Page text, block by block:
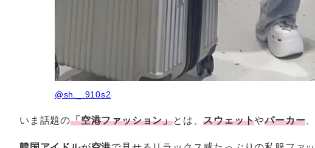
@sh._.910s2
いま話題の「空港ファッション」とは、スウェットやパーカー